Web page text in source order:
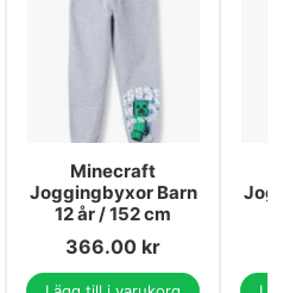
Minecraft
Joggingbyxor Barn
12 år / 152 cm
366.00 kr